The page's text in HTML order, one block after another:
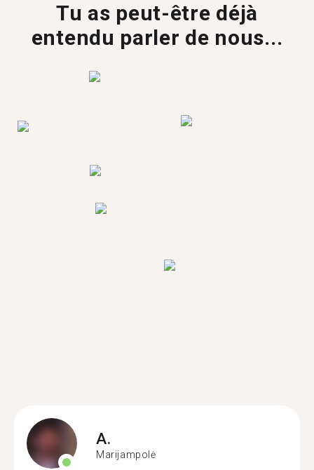
Tu as peut-être déjà
entendu parler de nous...
A.
Marijampolė